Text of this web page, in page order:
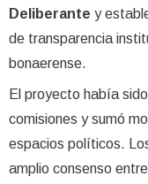
Deliberante y
de transparencia
bonaerense.
El proyecto había
comisiones y sumó
espacios políticos.
amplio consenso